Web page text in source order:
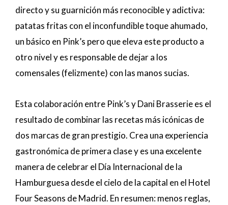
directo y su guarnición más reconocible y adictiva:
patatas fritas con el inconfundible toque ahumado,
un básico en Pink’s pero que eleva este producto a
otro nivel y es responsable de dejar a los
comensales (felizmente) con las manos sucias.
Esta colaboración entre Pink’s y Dani Brasserie es el
resultado de combinar las recetas más icónicas de
dos marcas de gran prestigio. Crea una experiencia
gastronómica de primera clase y es una excelente
manera de celebrar el Día Internacional de la
Hamburguesa desde el cielo de la capital en el Hotel
Four Seasons de Madrid. En resumen: menos reglas,